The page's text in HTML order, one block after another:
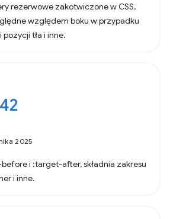
rezerwowe zakotwiczone w CSS,
względem boku w przypadku
tła i inne.
2025
i :target-after, składnia zakresu
i inne.